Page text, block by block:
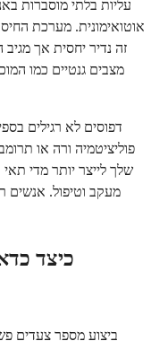
עליות בלתי מוסברות
אוטואימונית. מערכת
זה נדיר יחסית אך
מצבים גנטיים כמו
דפוסים לא רגילים
פוליציטמיה ורה או
שלך לייצר יותר מדי
מעקב וטיפול. אנשים
כיצד
ביצוע מספר צעדים